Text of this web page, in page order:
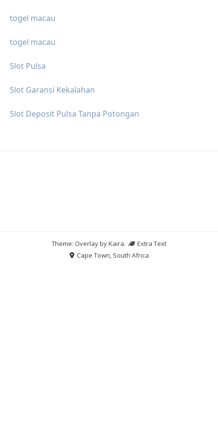
togel macau
togel macau
Slot Pulsa
Slot Garansi Kekalahan
Slot Deposit Pulsa Tanpa Potongan
Theme: Overlay byKaira.
Extra Text
Cape Town, South Africa